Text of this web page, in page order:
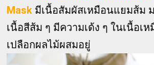
Mask มีเนื้อสัมผัสเหมือนแยมส้ม
เนื้อสีส้ม ๆ มีความเด้ง ๆ ในเนื้อเ
เปลือกผลไม้ผสมอยู่